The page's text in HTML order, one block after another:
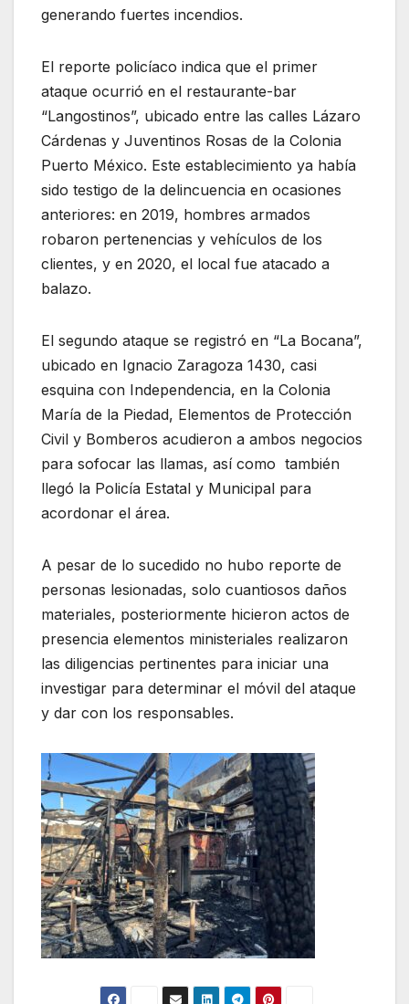
generando fuertes incendios.
El reporte policíaco indica que el primer
ataque ocurrió en el restaurante-bar
“Langostinos”, ubicado entre las calles Lázaro
Cárdenas y Juventinos Rosas de la Colonia
Puerto México. Este establecimiento ya había
sido testigo de la delincuencia en ocasiones
anteriores: en 2019, hombres armados
robaron pertenencias y vehículos de los
clientes, y en 2020, el local fue atacado a
balazo.
El segundo ataque se registró en “La Bocana”,
ubicado en Ignacio Zaragoza 1430, casi
esquina con Independencia, en la Colonia
María de la Piedad, Elementos de Protección
Civil y Bomberos acudieron a ambos negocios
para sofocar las llamas, así como también
llegó la Policía Estatal y Municipal para
acordonar el área.
A pesar de lo sucedido no hubo reporte de
personas lesionadas, solo cuantiosos daños
materiales, posteriormente hicieron actos de
presencia elementos ministeriales realizaron
las diligencias pertinentes para iniciar una
investigar para determinar el móvil del ataque
y dar con los responsables.